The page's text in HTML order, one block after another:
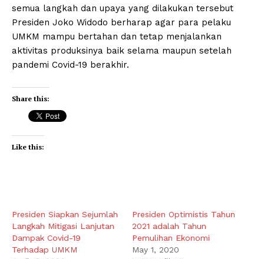
semua langkah dan upaya yang dilakukan tersebut
Presiden Joko Widodo berharap agar para pelaku
UMKM mampu bertahan dan tetap menjalankan
aktivitas produksinya baik selama maupun setelah
pandemi Covid-19 berakhir.
Share this:
Like this:
Presiden Siapkan Sejumlah
Langkah Mitigasi Lanjutan
Dampak Covid-19
Terhadap UMKM
Presiden Optimistis Tahun
2021 adalah Tahun
Pemulihan Ekonomi
May 1, 2020